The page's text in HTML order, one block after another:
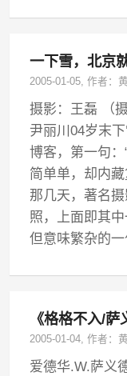
一下雪，北京
2005-01-05, 作者：
摄影：王磊 （
尹丽川04岁末
博客，第一句
简单单，却内
那几天，著名
照，上面即其
但意味繁杂的一
《格格不入/萨
2005-01-04, 作者：
爱德华.W.萨义